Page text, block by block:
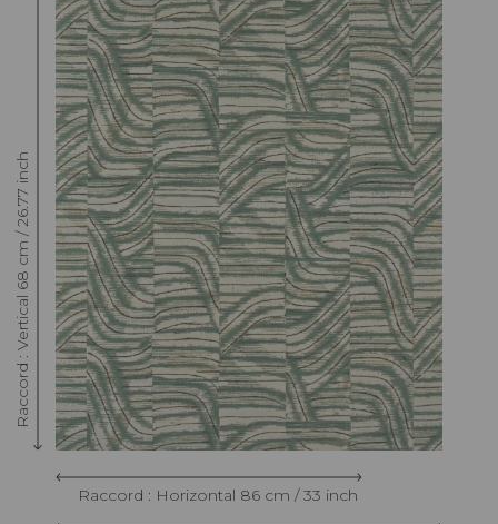
Raccord : Vertical 68 cm / 26.77 inch
Raccord : Horizontal 86 cm / 33 inch